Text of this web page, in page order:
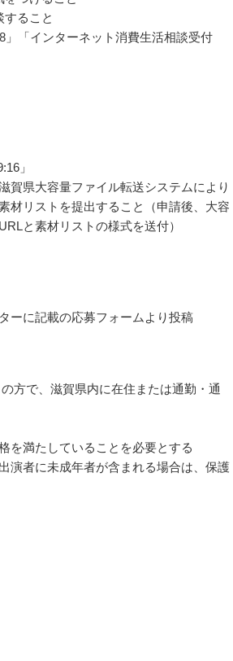
すること
「インターネット消費生活相談受付
」
賀県大容量ファイル転送システムにより
材リストを提出すること（申請後、大容
と素材リストの様式を送付）
ーに記載の応募フォームより投稿
方で、滋賀県内に在住または通勤・通
を満たしていることを必要とする
演者に未成年者が含まれる場合は、保護